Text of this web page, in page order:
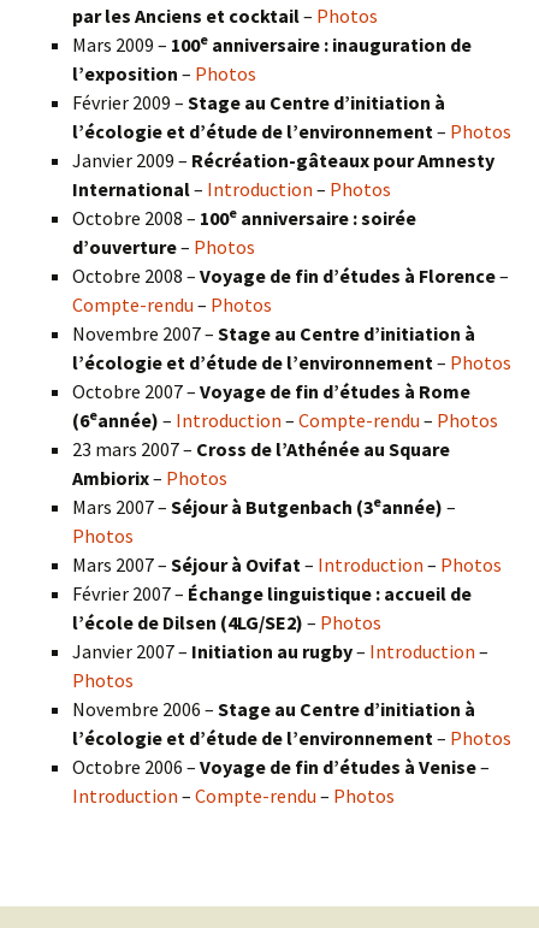
par les Anciens et cocktail– Photos
Mars 2009 – 100e anniversaire : inauguration de
l’exposition – Photos
Février 2009 – Stage au Centre d’initiation à
l’écologie et d’étude de l’environnement – Photos
Janvier 2009 – Récréation-gâteaux pour Amnesty
International– Introduction – Photos
Octobre 2008 – 100e anniversaire : soirée
d’ouverture– Photos
Octobre 2008 – Voyage de fin d’études à Florence–
Compte-rendu – Photos
Novembre 2007 – Stage au Centre d’initiation à
l’écologie et d’étude de l’environnement – Photos
Octobre 2007 – Voyage de fin d’études à Rome
(6eannée) – Introduction – Compte-rendu – Photos
23 mars 2007 – Cross de l’Athénée au Square
Ambiorix– Photos
Mars 2007 – Séjour à Butgenbach (3eannée) –
Photos
Mars 2007 – Séjour à Ovifat – Introduction – Photos
Février 2007 – Échange linguistique : accueil de
l’école de Dilsen (4LG/SE2) – Photos
Janvier 2007 – Initiation au rugby– Introduction –
Photos
Novembre 2006 – Stage au Centre d’initiation à
l’écologie et d’étude de l’environnement – Photos
Octobre 2006 – Voyage de fin d’études à Venise–
Introduction – Compte-rendu – Photos